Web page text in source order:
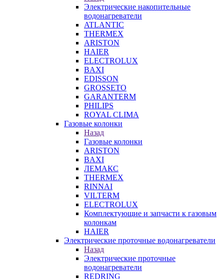
Электрические накопительные
водонагреватели
ATLANTIC
THERMEX
ARISTON
HAIER
ELECTROLUX
BAXI
EDISSON
GROSSETO
GARANTERM
PHILIPS
ROYAL CLIMA
Газовые колонки
Назад
Газовые колонки
ARISTON
BAXI
ЛЕМАКС
THERMEX
RINNAI
VILTERM
ELECTROLUX
Комплектующие и запчасти к газовым
колонкам
HAIER
Электрические проточные водонагреватели
Назад
Электрические проточные
водонагреватели
REDRING